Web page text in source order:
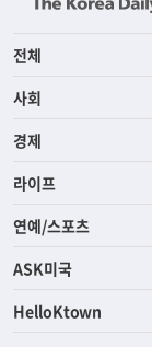
전체
사회
경제
라이프
연예/스포츠
ASK미국
HelloKtown